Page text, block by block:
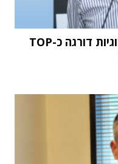
מחקר STKI השנתי: וואן טכנולוגיות דורגה כ-TOP